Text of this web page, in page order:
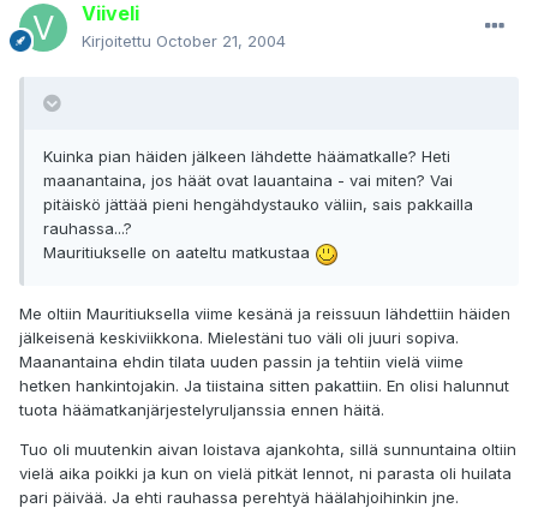
Viiveli
Kirjoitettu October 21, 2004
Kuinka pian häiden jälkeen lähdette häämatkalle? Heti
maanantaina, jos häät ovat lauantaina - vai miten? Vai
pitäiskö jättää pieni hengähdystauko väliin, sais pakkailla
rauhassa...?
Mauritiukselle on aateltu matkustaa
Me oltiin Mauritiuksella viime kesänä ja reissuun lähdettiin häiden
jälkeisenä keskiviikkona. Mielestäni tuo väli oli juuri sopiva.
Maanantaina ehdin tilata uuden passin ja tehtiin vielä viime
hetken hankintojakin. Ja tiistaina sitten pakattiin. En olisi halunnut
tuota häämatkanjärjestelyruljanssia ennen häitä.
Tuo oli muutenkin aivan loistava ajankohta, sillä sunnuntaina oltiin
vielä aika poikki ja kun on vielä pitkät lennot, ni parasta oli huilata
pari päivää. Ja ehti rauhassa perehtyä häälahjoihinkin jne.